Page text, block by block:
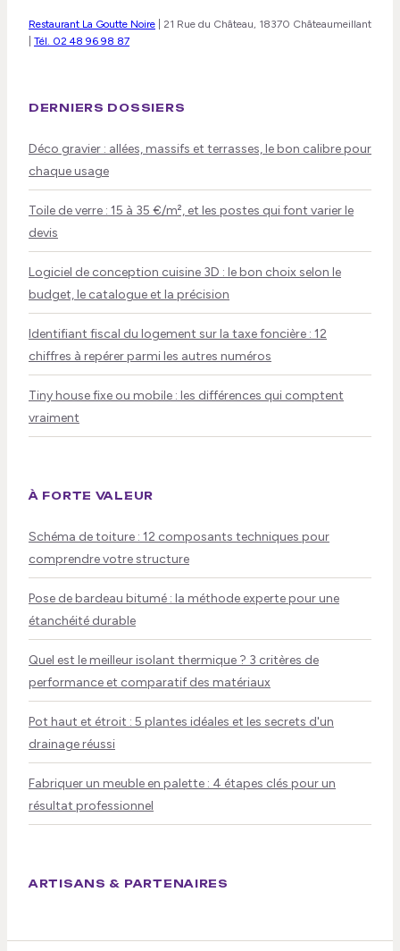
Restaurant La Goutte Noire
21 Rue du Château, 18370 Châteaumeillant
Tél. 02 48 96 98 87
DERNIERS DOSSIERS
Déco gravier : allées, massifs et terrasses, le bon calibre pour
chaque usage
Toile de verre : 15 à 35 €/m², et les postes qui font varier le
devis
Logiciel de conception cuisine 3D : le bon choix selon le
budget, le catalogue et la précision
Identifiant fiscal du logement sur la taxe foncière : 12
chiffres à repérer parmi les autres numéros
Tiny house fixe ou mobile : les différences qui comptent
vraiment
À FORTE VALEUR
Schéma de toiture : 12 composants techniques pour
comprendre votre structure
Pose de bardeau bitumé : la méthode experte pour une
étanchéité durable
Quel est le meilleur isolant thermique ? 3 critères de
performance et comparatif des matériaux
Pot haut et étroit : 5 plantes idéales et les secrets d'un
drainage réussi
Fabriquer un meuble en palette : 4 étapes clés pour un
résultat professionnel
ARTISANS & PARTENAIRES